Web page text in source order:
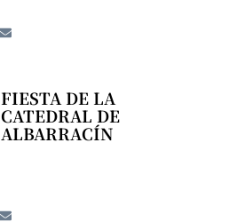
FIESTA DE LA
CATEDRAL DE
ALBARRACÍN